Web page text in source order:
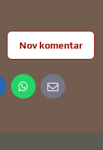
Nov komentar
WhatsApp
E-
mail